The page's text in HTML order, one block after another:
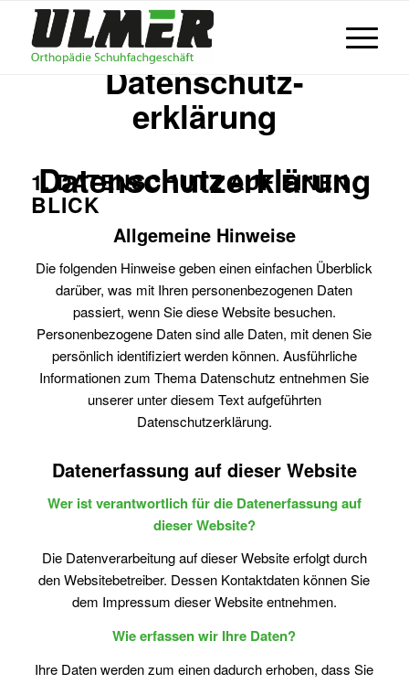
Datenschutz-
erklärung
Datenschutzerklärung
1. DATENSCHUTZ AUF EINEN
BLICK
Allgemeine Hinweise
Die folgenden Hinweise geben einen einfachen Überblick
darüber, was mit Ihren personenbezogenen Daten
passiert, wenn Sie diese Website besuchen.
Personenbezogene Daten sind alle Daten, mit denen Sie
persönlich identifiziert werden können. Ausführliche
Informationen zum Thema Datenschutz entnehmen Sie
unserer unter diesem Text aufgeführten
Datenschutzerklärung.
Datenerfassung auf dieser Website
Wer ist verantwortlich für die Datenerfassung auf
dieser Website?
Die Datenverarbeitung auf dieser Website erfolgt durch
den Websitebetreiber. Dessen Kontaktdaten können Sie
dem Impressum dieser Website entnehmen.
Wie erfassen wir Ihre Daten?
Ihre Daten werden zum einen dadurch erhoben, dass Sie